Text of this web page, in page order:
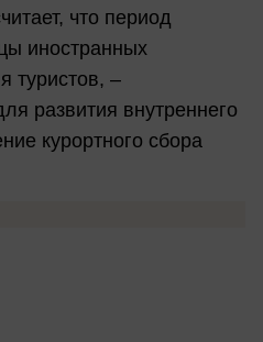
что период
иностранных
туристов, –
развития внутреннего
курортного сбора